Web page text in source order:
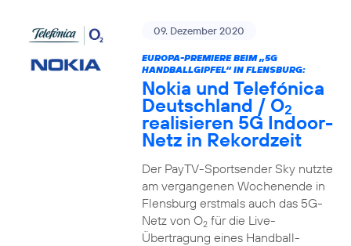
09. Dezember 2020
EUROPA-PREMIERE BEIM „5G
HANDBALLGIPFEL“ IN FLENSBURG:
Nokia und Telefónica
Deutschland / O2
realisieren 5G Indoor-
Netz in Rekordzeit
Der PayTV-Sportsender Sky nutzte
am vergangenen Wochenende in
Flensburg erstmals auch das 5G-
Netz von O2für die Live-
Übertragung eines Handball-